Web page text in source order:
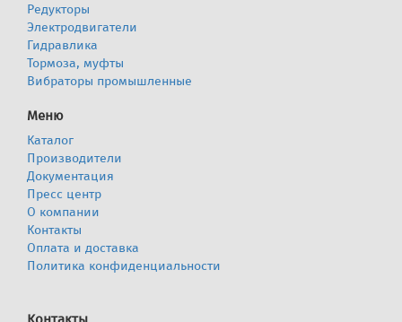
Редукторы
Электродвигатели
Гидравлика
Тормоза, муфты
Вибраторы промышленные
Меню
Каталог
Производители
Документация
Пресс центр
О компании
Контакты
Оплата и доставка
Политика конфиденциальности